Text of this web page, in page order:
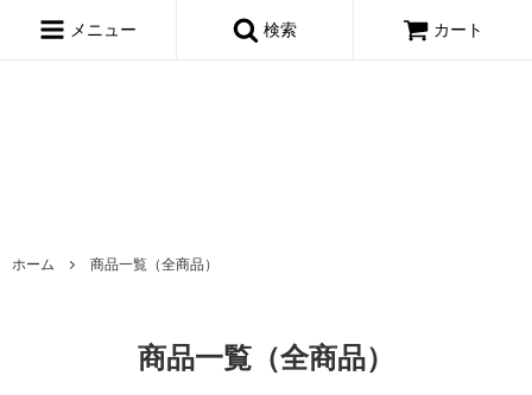
{dataLayer.push(arguments);} gtag('js', new Date()); gtag('config',
メニュー 検索 カート
ホーム 商品一覧（全商品）
商品一覧（全商品）